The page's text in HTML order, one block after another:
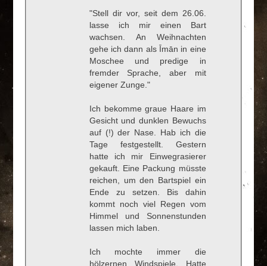
"Stell dir vor, seit dem 26.06.
lasse ich mir einen Bart
wachsen. An Weihnachten
gehe ich dann als Īmān in eine
Moschee und predige in
fremder Sprache, aber mit
eigener Zunge."
Ich bekomme graue Haare im
Gesicht und dunklen Bewuchs
auf (!) der Nase. Hab ich die
Tage festgestellt. Gestern
hatte ich mir Einwegrasierer
gekauft. Eine Packung müsste
reichen, um den Bartspiel ein
Ende zu setzen. Bis dahin
kommt noch viel Regen vom
Himmel und Sonnenstunden
lassen mich laben.
Ich mochte immer die
hölzernen Windspiele. Hatte